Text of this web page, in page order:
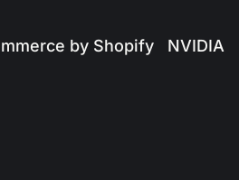
by Shopify NVIDIA